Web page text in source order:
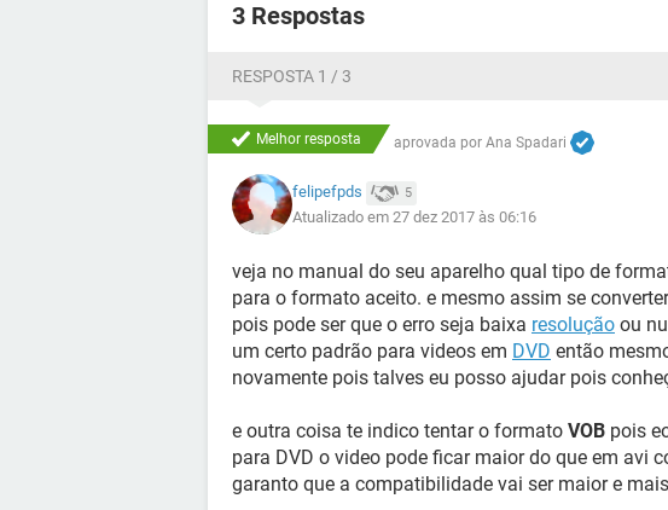
3 Respostas
RESPOSTA 1 / 3
Melhor resposta aprovada por Ana Spadari
felipefpds 5
Atualizado em 27 dez 2017 às 06:16
veja no manual do seu aparelho qual tipo de
para o formato aceito. e mesmo assim se
pois pode ser que o erro seja baixa resolução ou
um certo padrão para videos em DVD então
novamente pois talves eu posso ajudar pois
e outra coisa te indico tentar o formato VOB pois
para DVD o video pode ficar maior do que em avi
garanto que a compatibilidade vai ser maior e